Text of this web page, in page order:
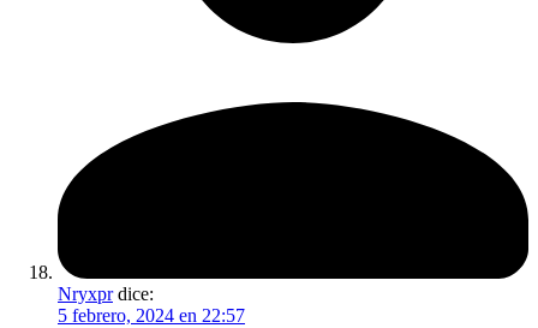
Nryxpr dice:
5 febrero, 2024 en 22:57